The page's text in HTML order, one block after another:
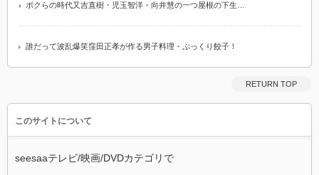
ボクらの時代又吉直樹・児玉智洋・向井慧の一つ屋根の下生…
誰だって波乱爆笑窪田正孝が作る男子料理・ぷっくり餃子！
RETURN TOP
このサイトについて
seesaaテレビ/映画/DVDカテゴリで